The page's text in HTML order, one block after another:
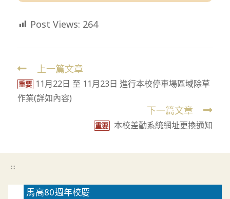
Post Views: 264
Read
more
articles
上一篇文章
重要 11月22日 至 11月23日 進行本校停車場區域除草
作業(詳如內容)
下一篇文章
重要 本校差勤系統網址更換通知
:::
馬高80週年校慶